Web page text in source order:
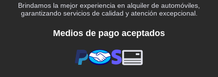
Brindamos la mejor experiencia en alquiler de automóviles,
garantizando servicios de calidad y atención excepcional.
Medios de pago aceptados